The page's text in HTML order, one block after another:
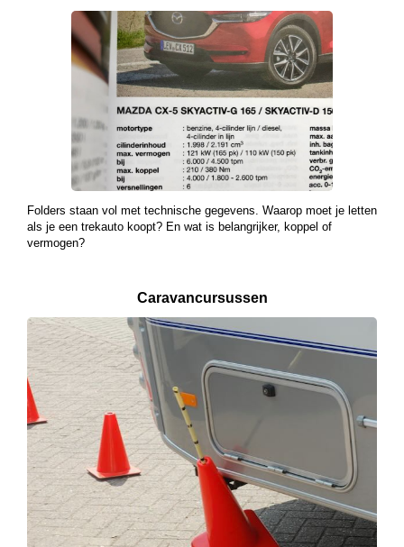
Folders staan vol met technische gegevens. Waarop moet je letten
als je een trekauto koopt? En wat is belangrijker, koppel of
vermogen?
Caravancursussen